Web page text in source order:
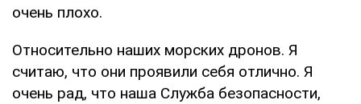
очень плохо.
Относительно наших морских дронов. Я
считаю, что они проявили себя отлично. Я
очень рад, что наша Служба безопасности,